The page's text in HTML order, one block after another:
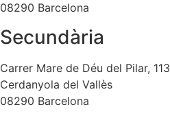
08290 Barcelona
Secundària
Carrer Mare de Déu del Pilar, 113
Cerdanyola del Vallès
08290 Barcelona